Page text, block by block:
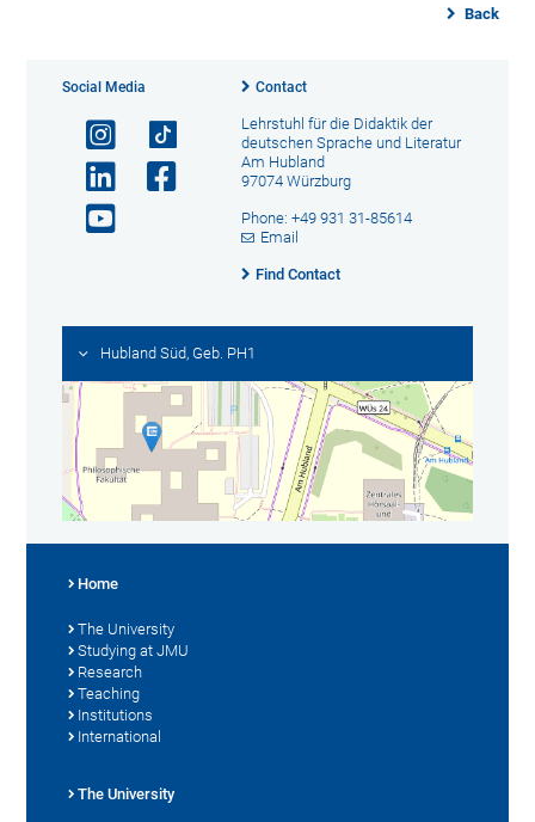
Back
Social Media Contact
Lehrstuhl für die Didaktik der
deutschen Sprache und Literatur
Am Hubland
97074 Würzburg
Phone: +49 931 31-85614
Email
Find Contact
Hubland Süd, Geb. PH1
Home
The University
Studying at JMU
Research
Teaching
Institutions
International
The University